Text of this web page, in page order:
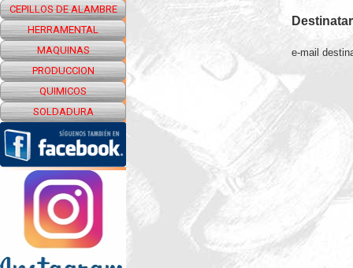
CEPILLOS DE ALAMBRE
HERRAMENTAL
MAQUINAS
PRODUCCION
QUIMICOS
SOLDADURA
e-mail